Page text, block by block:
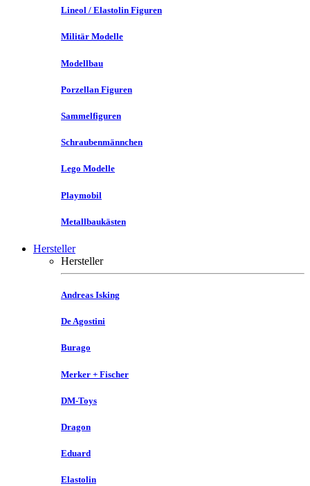
Lineol / Elastolin Figuren
Militär Modelle
Modellbau
Porzellan Figuren
Sammelfiguren
Schraubenmännchen
Lego Modelle
Playmobil
Metallbaukästen
Hersteller
Hersteller
Andreas Isking
De Agostini
Burago
Merker + Fischer
DM-Toys
Dragon
Eduard
Elastolin